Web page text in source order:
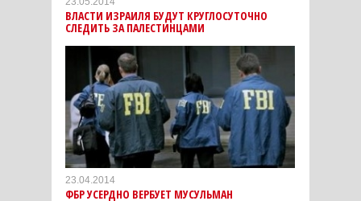
ВЛАСТИ ИЗРАИЛЯ БУДУТ КРУГЛОСУТОЧНО
СЛЕДИТЬ ЗА ПАЛЕСТИНЦАМИ
23.04.2014
ФБР УСЕРДНО ВЕРБУЕТ МУСУЛЬМАН